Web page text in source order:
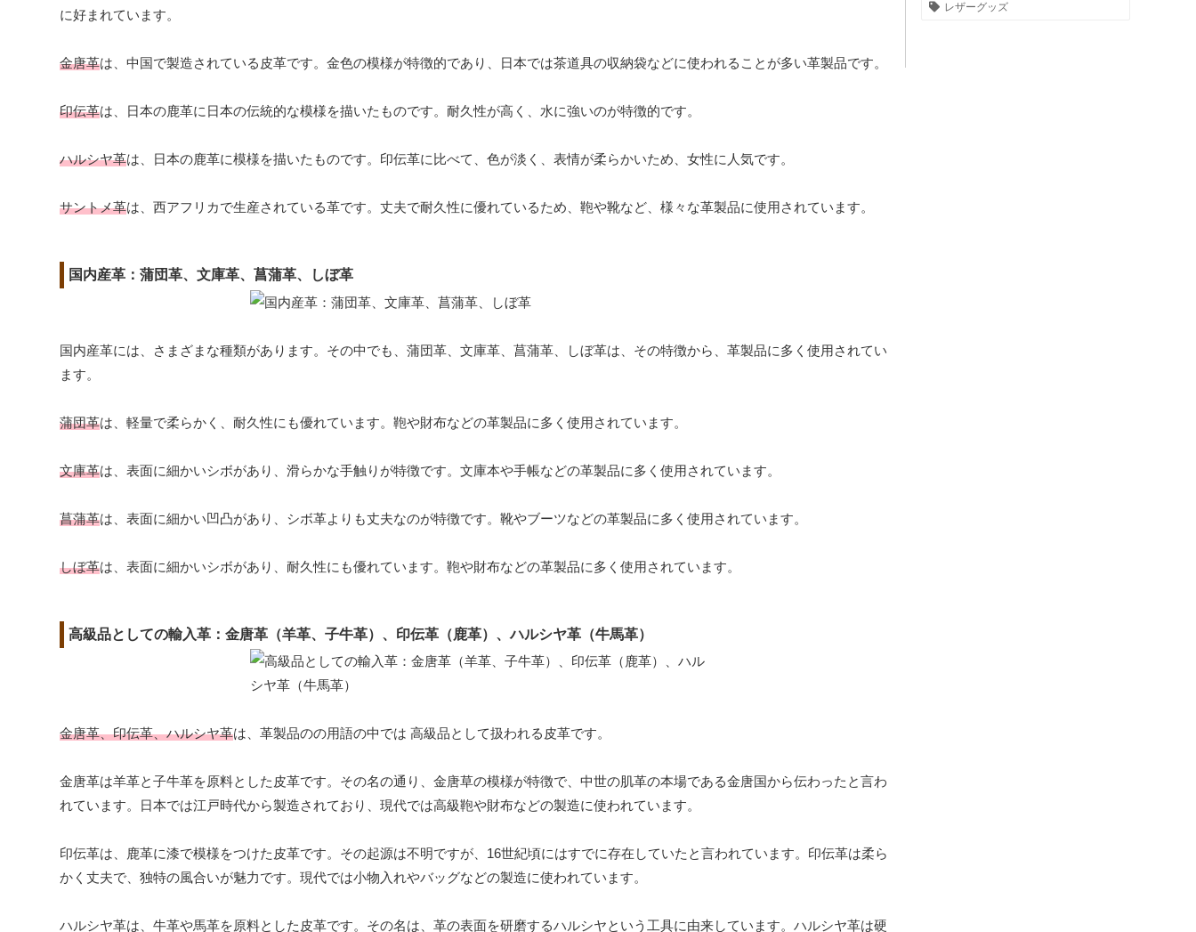
に好まれています。
金唐革は、中国で製造されている皮革です。金色の模様が特徴的であり、日本では茶道具の収納袋などに使われることが多い革製品です。
印伝革は、日本の鹿革に日本の伝統的な模様を描いたものです。耐久性が高く、水に強いのが特徴的です。
ハルシヤ革は、日本の鹿革に模様を描いたものです。印伝革に比べて、色が淡く、表情が柔らかいため、女性に人気です。
サントメ革は、西アフリカで生産されている革です。丈夫で耐久性に優れているため、鞄や靴など、様々な革製品に使用されています。
国内産革：蒲団革、文庫革、菖蒲革、しぼ革
国内産革には、さまざまな種類があります。その中でも、蒲団革、文庫革、菖蒲革、しぼ革は、その特徴から、革製品に多く使用されてい
ます。
蒲団革は、軽量で柔らかく、耐久性にも優れています。鞄や財布などの革製品に多く使用されています。
文庫革は、表面に細かいシボがあり、滑らかな手触りが特徴です。文庫本や手帳などの革製品に多く使用されています。
菖蒲革は、表面に細かい凹凸があり、シボ革よりも丈夫なのが特徴です。靴やブーツなどの革製品に多く使用されています。
しぼ革は、表面に細かいシボがあり、耐久性にも優れています。鞄や財布などの革製品に多く使用されています。
高級品としての輸入革：金唐革（羊革、子牛革）、印伝革（鹿革）、ハルシヤ革（牛馬革）
金唐革、印伝革、ハルシヤ革は、革製品のの用語の中では 高級品として扱われる皮革です。
金唐革は羊革と子牛革を原料とした皮革です。その名の通り、金唐草の模様が特徴で、中世の肌革の本場である金唐国から伝わったと言わ
れています。日本では江戸時代から製造されており、現代では高級鞄や財布などの製造に使われています。
印伝革は、鹿革に漆で模様をつけた皮革です。その起源は不明ですが、16世紀頃にはすでに存在していたと言われています。印伝革は柔ら
かく丈夫で、独特の風合いが魅力です。現代では小物入れやバッグなどの製造に使われています。
ハルシヤ革は、牛革や馬革を原料とした皮革です。その名は、革の表面を研磨するハルシヤという工具に由来しています。ハルシヤ革は硬
レザーグッズ